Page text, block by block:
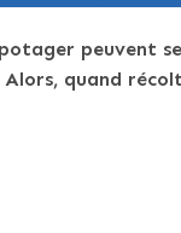
peuvent
quand